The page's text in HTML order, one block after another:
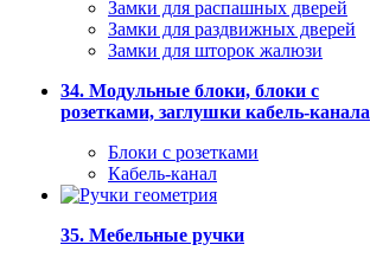
Замки для распашных дверей
Замки для раздвижных дверей
Замки для шторок жалюзи
34. Модульные блоки, блоки с
розетками, заглушки кабель-канала
Блоки с розетками
Кабель-канал
35. Мебельные ручки